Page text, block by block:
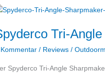
Tri-
/ Reviews /
Spyderco Tri-Angle